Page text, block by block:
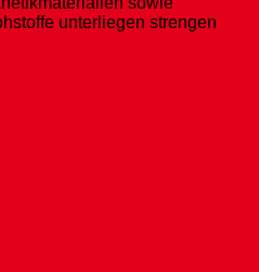
unterliegen strengen